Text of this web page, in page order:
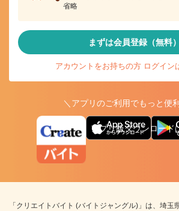
省略
まずは会員登録（無料）
アカウントをお持ちの方 ログイン
＼アプリのご利用でもっと便
アプリ版ダウンロード
「クリエイトバイト (バイトジャングル)」は、埼玉